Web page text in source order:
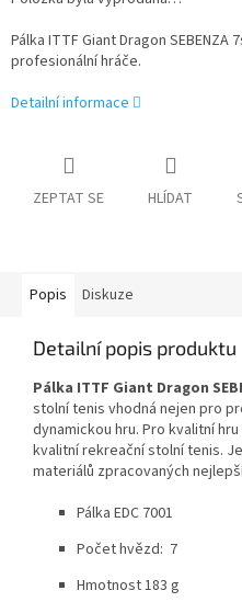
Pálka ITTF Giant Dragon SEBENZA
profesionální hráče.
Detailní informace
ZEPTAT SE HLÍDAT
Popis Diskuze
Detailní popis produktu
Pálka ITTF Giant Dragon
stolní tenis vhodná nejen pro
dynamickou hru. Pro kvalitní
kvalitní rekreační stolní tenis.
materiálů zpracovaných
Pálka EDC 7001
Počet hvězd: 7
Hmotnost 183 g